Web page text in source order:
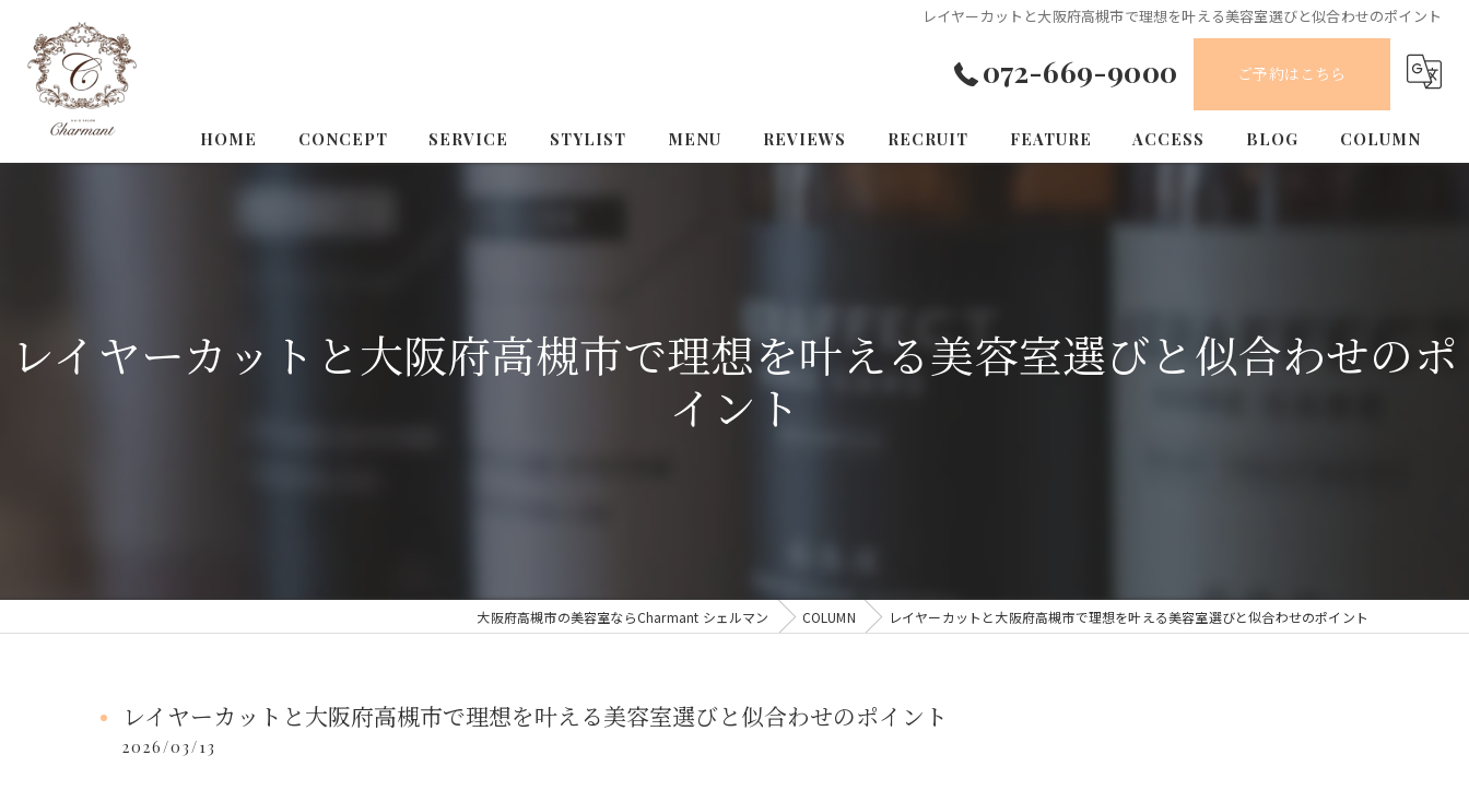
レイヤーカットと大阪府高槻市で理想を叶える美容室選びと似合わせのポイント
072-669-9000 ご予約はこちら
HOME CONCEPT SERVICE STYLIST MENU REVIEWS RECRUIT FEATURE
トリートメント
ACCESS BLOG COLUMN
レイヤーカットと大阪府高槻市で理想を叶える美容室選びと似合わせのポ
イント
大阪府高槻市の美容室ならCharmant シェルマン COLUMN レイヤーカットと大阪府高槻市で理想を叶える美容室選びと似合わせのポイント
レイヤーカットと大阪府高槻市で理想を叶える美容室選びと似合わせのポイント
2026/03/13